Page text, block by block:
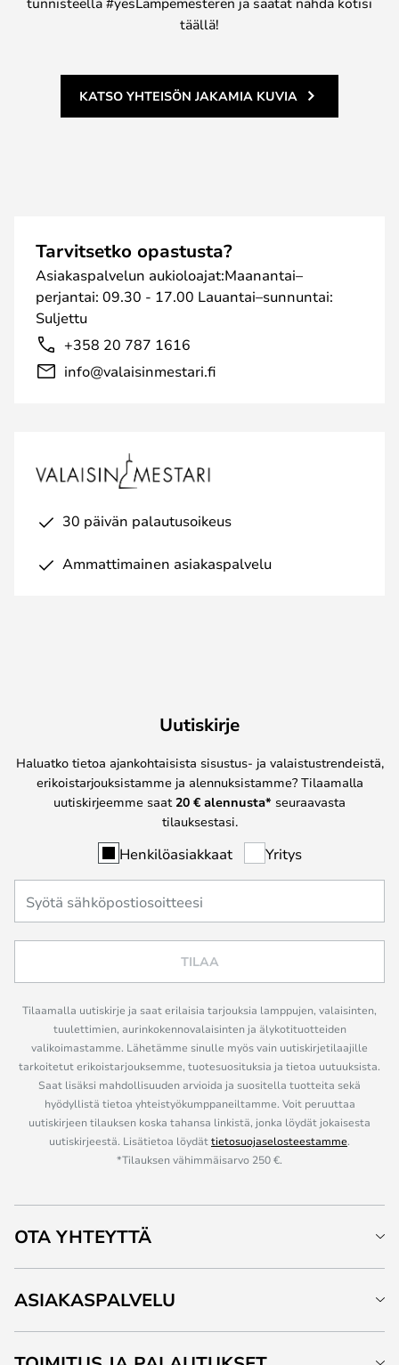
täällä!
KATSO YHTEISÖN JAKAMIA KUVIA
Tarvitsetko opastusta?
Asiakaspalvelun aukioloajat:Maanantai–
perjantai: 09.30 - 17.00 Lauantai–sunnuntai:
Suljettu
+358 20 787 1616
info@valaisinmestari.fi
30 päivän palautusoikeus
Ammattimainen asiakaspalvelu
Uutiskirje
Haluatko tietoa ajankohtaisista sisustus- ja valaistustrendeistä,
erikoistarjouksistamme ja alennuksistamme? Tilaamalla
uutiskirjeemme saat 20 € alennusta* seuraavasta
tilauksestasi.
Henkilöasiakkaat Yritys
TILAA
Tilaamalla uutiskirje ja saat erilaisia tarjouksia lamppujen, valaisinten,
tuulettimien, aurinkokennovalaisinten ja älykotituotteiden
valikoimastamme. Lähetämme sinulle myös vain uutiskirjetilaajille
tarkoitetut erikoistarjouksemme, tuotesuosituksia ja tietoa uutuuksista.
Saat lisäksi mahdollisuuden arvioida ja suositella tuotteita sekä
hyödyllistä tietoa yhteistyökumppaneiltamme. Voit peruuttaa
uutiskirjeen tilauksen koska tahansa linkistä, jonka löydät jokaisesta
uutiskirjeestä. Lisätietoa löydättietosuojaselosteestamme.
*Tilauksen vähimmäisarvo 250 €.
OTA YHTEYTTÄ
ASIAKASPALVELU